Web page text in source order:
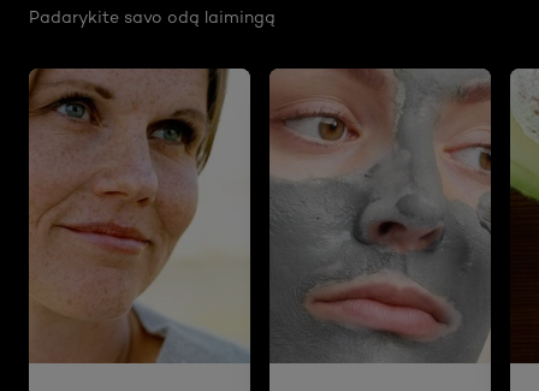
Padarykite savo odą laimingą